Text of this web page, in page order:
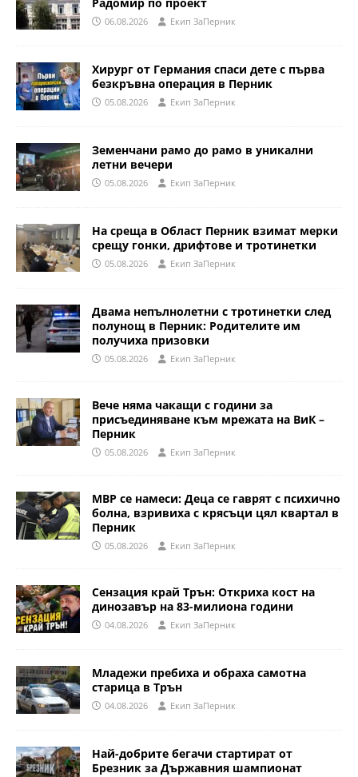
06.08.2026 Eкип ЗаПерник
Хирург от Германия спаси дете с първа
безкръвна операция в Перник
05.08.2026 Eкип ЗаПерник
Земенчани рамо до рамо в уникални
летни вечери
05.08.2026 Eкип ЗаПерник
На среща в Област Перник взимат мерки
срещу гонки, дрифтове и тротинетки
05.08.2026 Eкип ЗаПерник
Двама непълнолетни с тротинетки след
полунощ в Перник: Родителите им
получиха призовки
05.08.2026 Eкип ЗаПерник
Вече няма чакащи с години за
присъединяване към мрежата на ВиК –
Перник
05.08.2026 Eкип ЗаПерник
МВР се намеси: Деца се гаврят с психично
болна, взривиха с крясъци цял квартал в
Перник
05.08.2026 Eкип ЗаПерник
Сензация край Трън: Откриха кост на
динозавър на 83-милиона години
04.08.2026 Eкип ЗаПерник
Младежи пребиха и обраха самотна
старица в Трън
04.08.2026 Eкип ЗаПерник
Най-добрите бегачи стартират от
Брезник за Държавния шампионат